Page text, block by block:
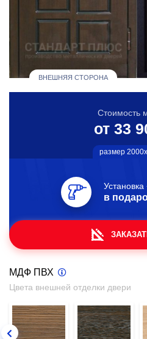
ВНЕШНЯЯ СТОРОНА
Стоимость
от 33
размер
Установка
в
МДФ ПВХ
Цвета внешней отделки двери